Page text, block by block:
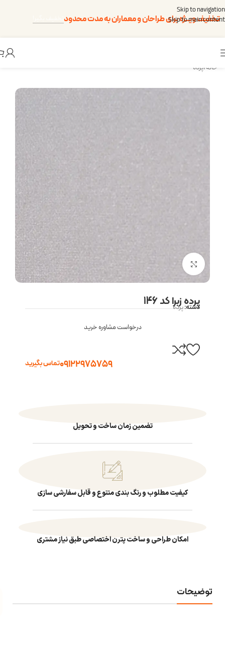
Skip to navigation
Skip to main content
تخفیف ویــژه برای طراحان و معماران به مدت محدود
خانه/پرده
بزرگنمایی تصویر
پرده زبرا کد 146
دسته:پرده
درخواست مشاوره خرید
09122975759تماس بگیرید
تضمین زمان ساخت و تحویل
کیفیت مطلوب و رنگ بندی متنوع و قابل سفارشی سازی
امکان طراحی و ساخت پترن اختصاصی طبق نیاز مشتری
توضیحات